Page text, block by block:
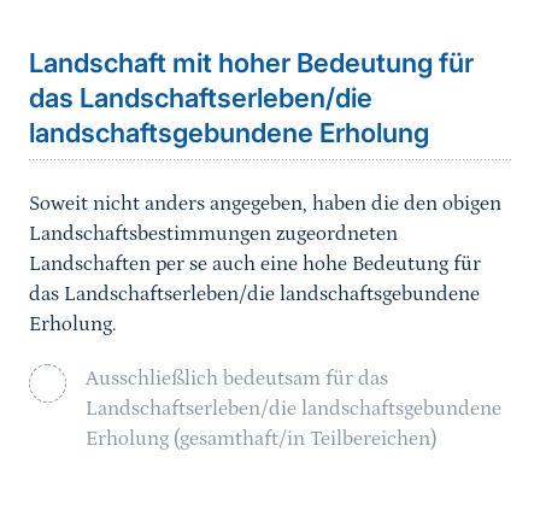
Landschaft mit hoher Bedeutung für
das Landschaftserleben/die
landschaftsgebundene Erholung
Soweit nicht anders angegeben, haben die den obigen
Landschaftsbestimmungen zugeordneten
Landschaften per se auch eine hohe Bedeutung für
das Landschaftserleben/die landschaftsgebundene
Erholung.
Ausschließlich bedeutsam für das
Landschaftserleben/die landschaftsgebundene
Erholung (gesamthaft/in Teilbereichen)